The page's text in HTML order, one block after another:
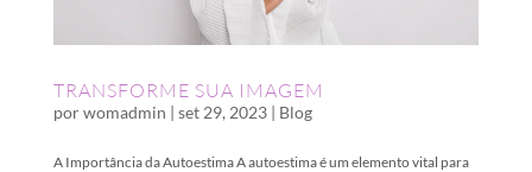
TRANSFORME SUA IMAGEM
porwomadmin | set 29, 2023| Blog
A Importância da Autoestima A autoestima é um elemento vital para